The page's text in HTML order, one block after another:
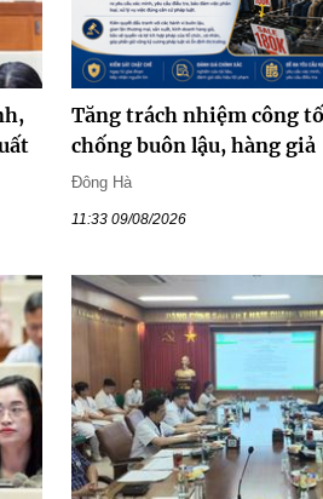
Tăng trách nhiệm công
chống buôn lậu, hàng giả
Đông Hà
11:33 09/08/2026